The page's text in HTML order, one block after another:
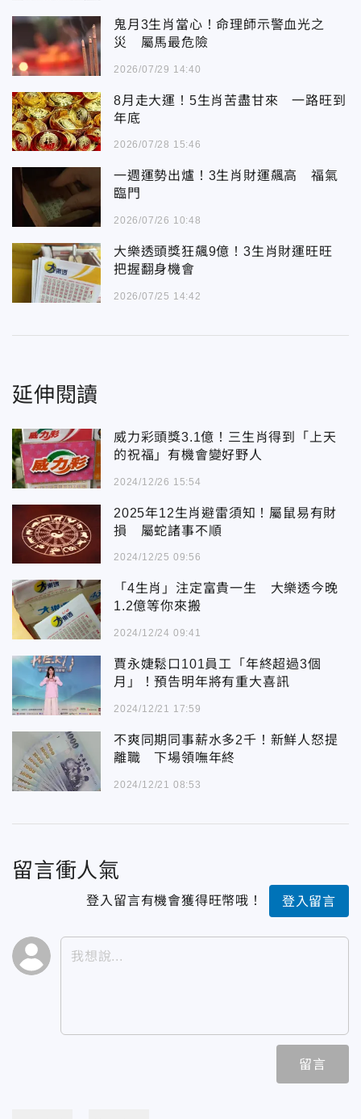
鬼月3生肖當心！命理師示警血光之
災 屬馬最危險
2026/07/29 14:40
8月走大運！5生肖苦盡甘來 一路旺到
年底
2026/07/28 15:46
一週運勢出爐！3生肖財運飆高 福氣
臨門
2026/07/26 10:48
大樂透頭獎狂飆9億！3生肖財運旺旺
把握翻身機會
2026/07/25 14:42
延伸閱讀
威力彩頭獎3.1億！三生肖得到「上天
的祝福」有機會變好野人
2024/12/26 15:54
2025年12生肖避雷須知！屬鼠易有財
損 屬蛇諸事不順
2024/12/25 09:56
「4生肖」注定富貴一生 大樂透今晚
1.2億等你來搬
2024/12/24 09:41
賈永婕鬆口101員工「年終超過3個
月」！預告明年將有重大喜訊
2024/12/21 17:59
不爽同期同事薪水多2千！新鮮人怒提
離職 下場領嘸年終
2024/12/21 08:53
留言衝人氣
登入留言有機會獲得旺幣哦！ 登入留言
留言